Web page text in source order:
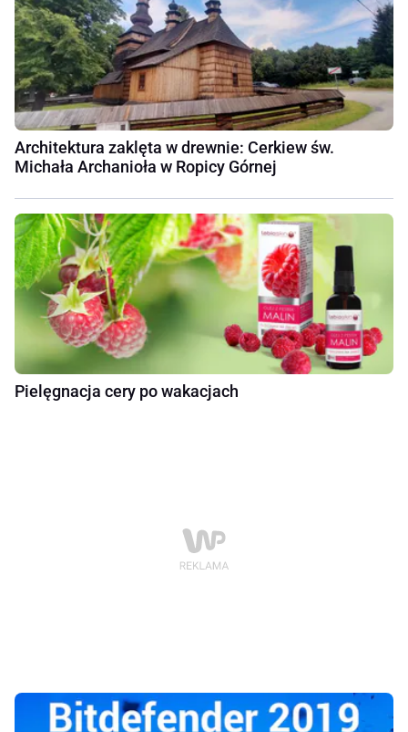
Architektura zaklęta w drewnie: Cerkiew św.
Michała Archanioła w Ropicy Górnej
Pielęgnacja cery po wakacjach